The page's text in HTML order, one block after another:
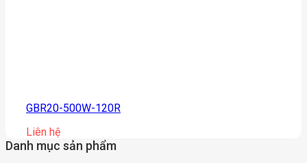
GBR20-500W-120R
Liên hệ
Danh mục sản phẩm